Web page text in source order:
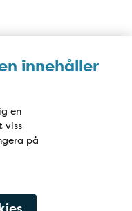
innehåller
en
viss
på